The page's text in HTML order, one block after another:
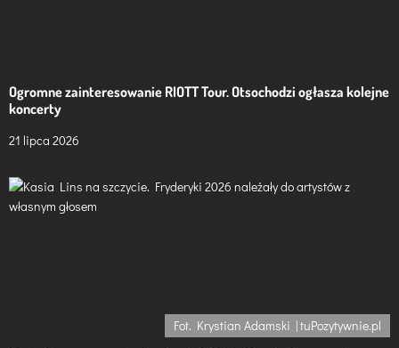
Ogromne zainteresowanie RIOTT Tour. Otsochodzi ogłasza kolejne
koncerty
21 lipca 2026
Fot. Krystian Adamski | tuPozytywnie.pl